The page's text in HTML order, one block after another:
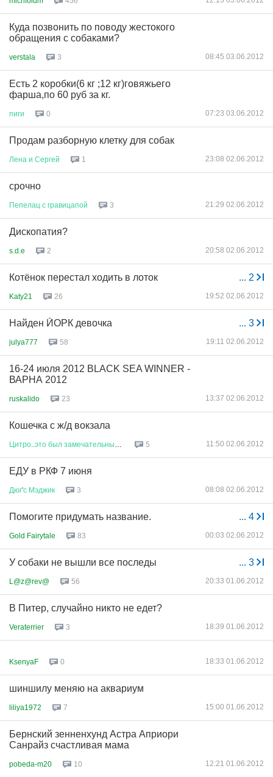
Куда позвонить по поводу жестокого
обращения с собаками?
verstala 3 08:45 03.06.2012
Есть 2 коробки(6 кг ;12 кг)говяжьего
фарша,по 60 руб за кг.
пиги 0 07:23 03.06.2012
Продам разборную клетку для собак
Лена и Сергей 1 23:08 02.06.2012
срочно
Пепелац с гравицапой 3 21:29 02.06.2012
Дископатия?
s.d.e 2 20:58 02.06.2012
... 2
Котёнок перестал ходить в лоток
Katy21 26 19:52 02.06.2012
... 3
Найден ЙОРК девочка
julya777 58 19:11 02.06.2012
16-24 июля 2012 BLACK SEA WINNER -
ВАРНА 2012
ruskalido 23 13:37 02.06.2012
Кошечка с ж/д вокзала
Цитро это был замечательный 5 11:50 02.06.2012
ЕДУ в РКФ 7 июня
Дюг'с Мэджик 3 08:08 02.06.2012
... 4
Помогите придумать название.
Gold Fairytale 83 00:03 02.06.2012
... 3
У собаки не вышли все последы
L@z@rev@ 56 20:33 01.06.2012
В Питер, случайно никто не едет?
Veraterrier 3 18:39 01.06.2012
KsenyaF 0 18:33 01.06.2012
шиншилу меняю на аквариум
liliya1972 7 15:00 01.06.2012
Бернский зенненхунд Астра Априори
Санрайз счастливая мама
pobeda-m20 10 12:21 01.06.2012